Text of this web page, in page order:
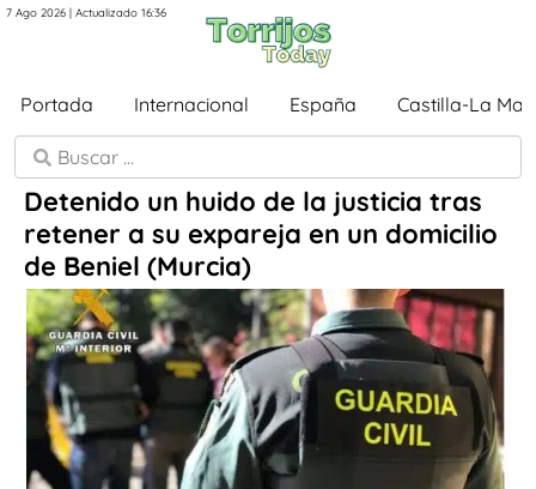
7 Ago 2026 | Actualizado 16:36
Portada Internacional España Castilla-La
Detenido un huido de la justicia tras
retener a su expareja en un domicilio
de Beniel (Murcia)